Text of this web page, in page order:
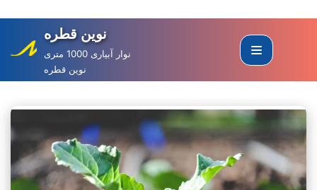
to
content
نوین قطره
نوار آبیاری 1000 متری
نوین قطره